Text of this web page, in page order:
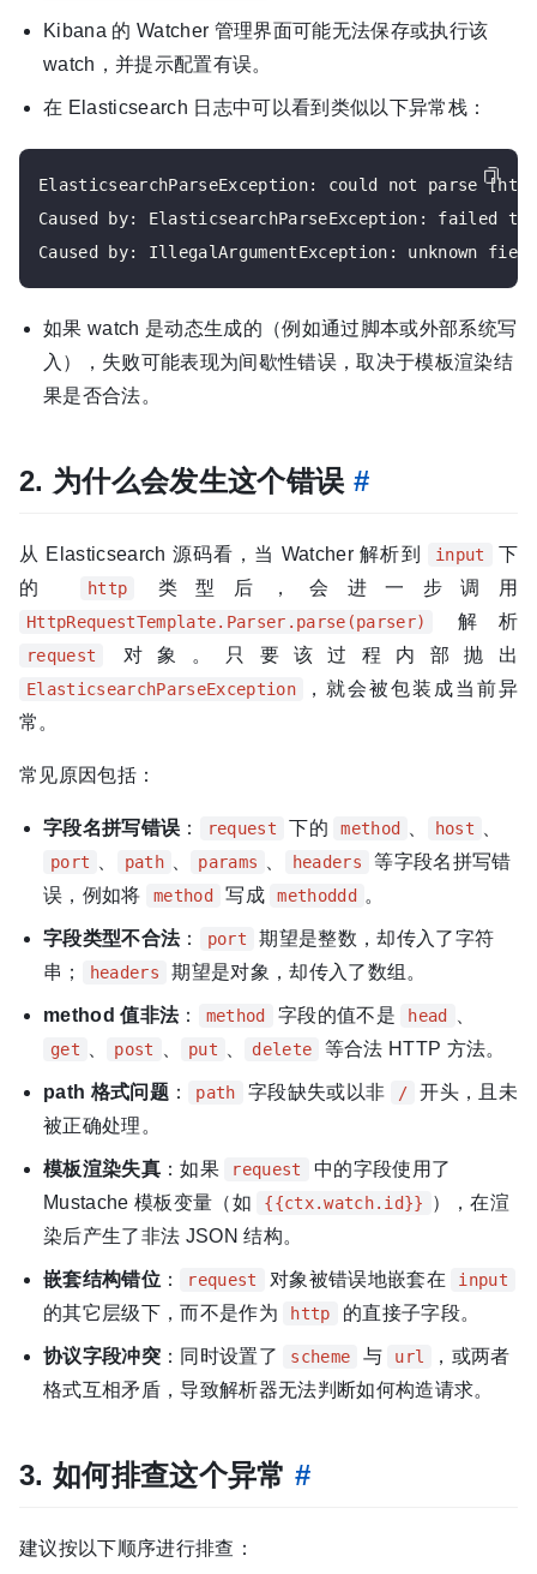
Kibana 的 Watcher 管理界面可能无法保存或执行该
watch，并提示配置有误。
在 Elasticsearch 日志中可以看到类似以下异常栈：
ElasticsearchParseException: could not parse
Caused by: ElasticsearchParseException: failed
如果 watch 是动态生成的（例如通过脚本或外部系统写
入），失败可能表现为间歇性错误，取决于模板渲染结
果是否合法。
2. 为什么会发生这个错误 #
从 Elasticsearch 源码看，当 Watcher 解析到 input
下
的
http 类型后，会进一步调用
HttpRequestTemplate.Parser.parse(parser) 解析
request 对象。只要该过程内部抛出
ElasticsearchParseException
，就会被包装成当前异
常。
常见原因包括：
字段名拼写错误 ： request 下的 method 、 host 、
port 、 path 、 params 、 headers
等字段名拼写错
误，例如将
method 写成 methoddd 。
字段类型不合法： port
期望是整数，却传入了字符
串；
headers 期望是对象，却传入了数组。
method 值非法： method 字段的值不是 head 、
get 、 post 、 put 、 delete 等合法 HTTP 方法。
path 格式问题： path 字段缺失或以非 /
开头，且未
被正确处理。
模板渲染失真：如果 request
中的字段使用了
Mustache 模板变量（如
{{ctx.watch.id}}
），在渲
染后产生了非法 JSON 结构。
嵌套结构错位： request 对象被错误地嵌套在 input
的其它层级下，而不是作为 http 的直接子字段。
协议字段冲突：同时设置了 scheme 与 url
，或两者
格式互相矛盾，导致解析器无法判断如何构造请求。
3. 如何排查这个异常 #
建议按以下顺序进行排查：